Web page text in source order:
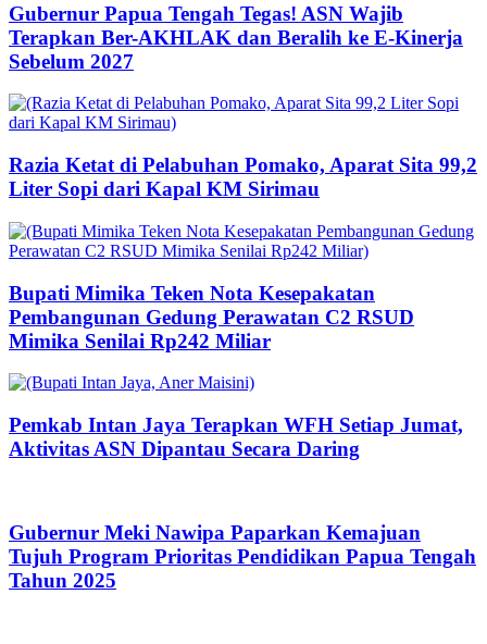
Gubernur Papua Tengah Tegas! ASN Wajib
Terapkan Ber-AKHLAK dan Beralih ke E-Kinerja
Sebelum 2027
Razia Ketat di Pelabuhan Pomako, Aparat Sita 99,2
Liter Sopi dari Kapal KM Sirimau
Bupati Mimika Teken Nota Kesepakatan
Pembangunan Gedung Perawatan C2 RSUD
Mimika Senilai Rp242 Miliar
Pemkab Intan Jaya Terapkan WFH Setiap Jumat,
Aktivitas ASN Dipantau Secara Daring
Gubernur Meki Nawipa Paparkan Kemajuan
Tujuh Program Prioritas Pendidikan Papua Tengah
Tahun 2025